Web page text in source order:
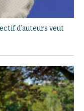
d’auteurs veut